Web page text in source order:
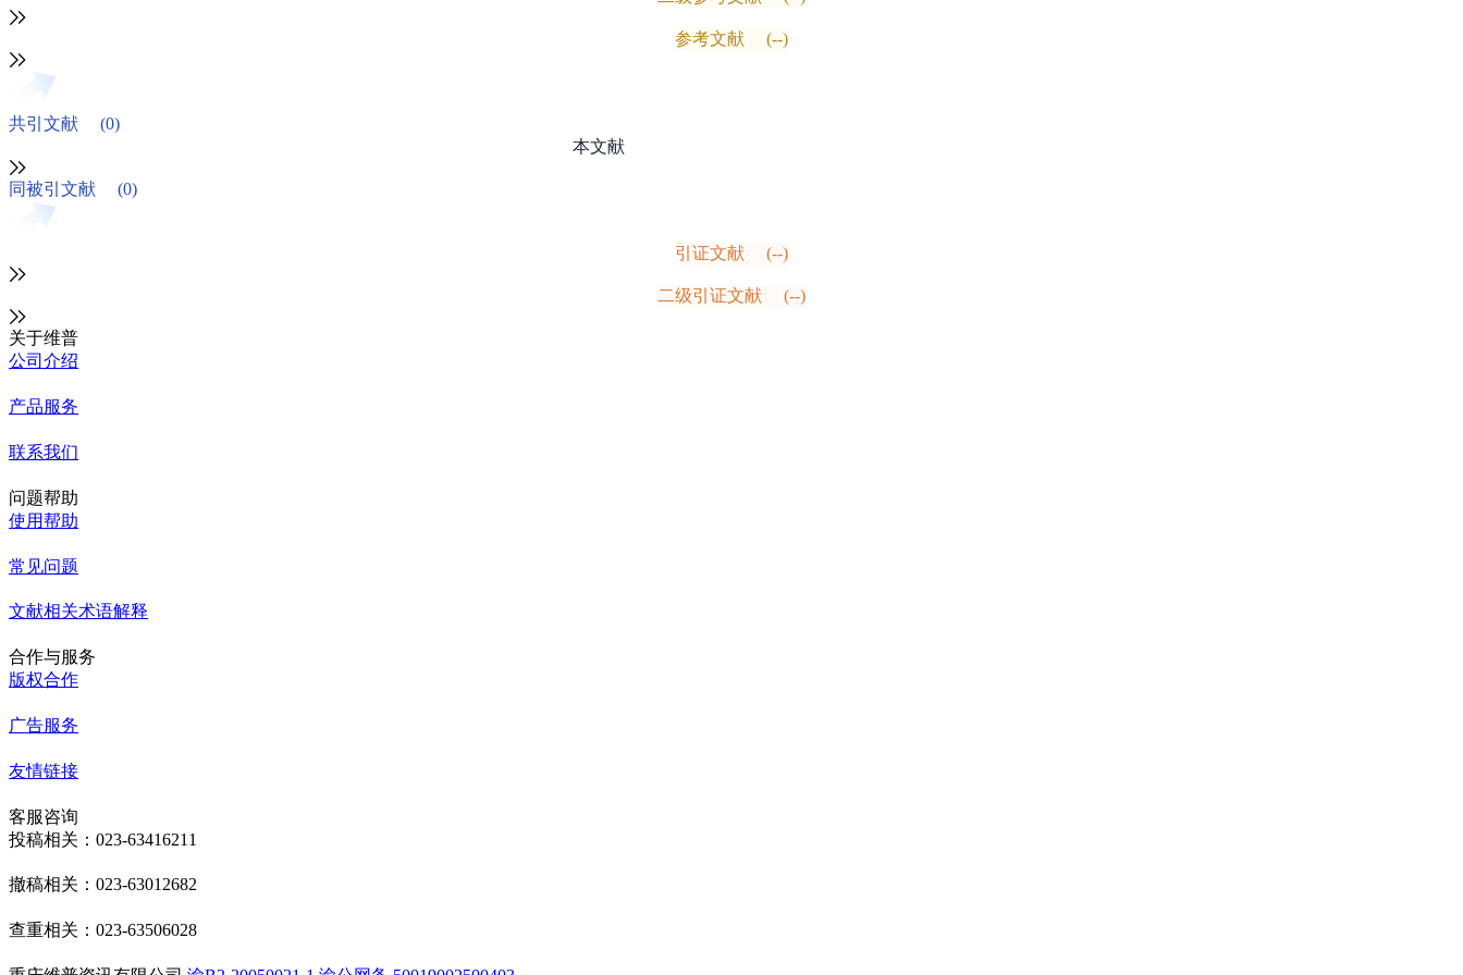
参考文献 (--)
共引文献
(0)
本文献
同被引文献 (0)
引证文献 (--)
二级引证文献 (--)
关于维普
公司介绍
产品服务
联系我们
问题帮助
使用帮助
常见问题
文献相关术语解释
合作与服务
版权合作
广告服务
友情链接
客服咨询
投稿相关：023-63416211
撤稿相关：023-63012682
查重相关：023-63506028